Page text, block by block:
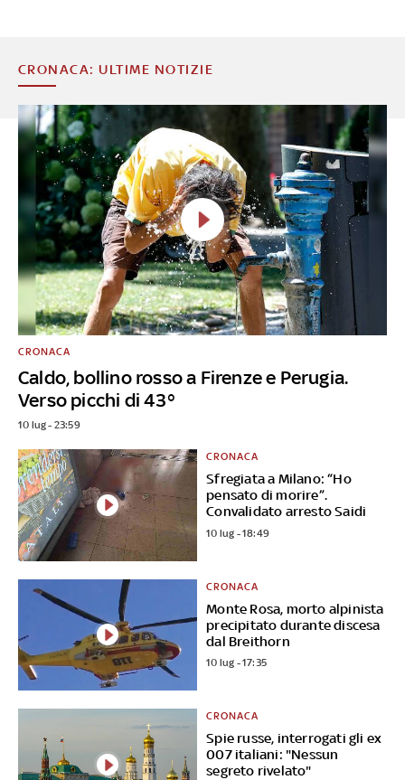
CRONACA: ULTIME NOTIZIE
Caldo, bollino rosso a Firenze e Perugia.
Verso picchi di 43°
CRONACA
10 lug - 23:59
Sfregiata a Milano: “Ho
pensato di morire”.
Convalidato arresto Saidi
CRONACA
10 lug - 18:49
Monte Rosa, morto alpinista
precipitato durante discesa
dal Breithorn
CRONACA
10 lug - 17:35
Spie russe, interrogati gli ex
007 italiani: "Nessun
segreto rivelato"
CRONACA